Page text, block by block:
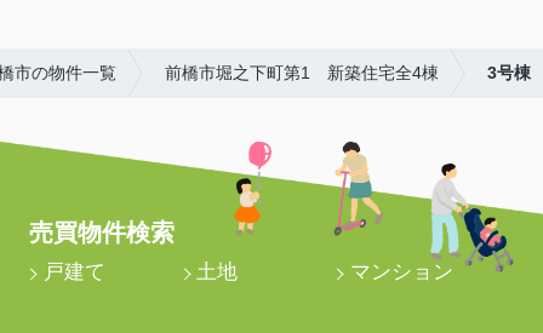
市の物件一覧 前橋市堀之下町第1 新築住宅全4棟 3号棟
売買物件検索
戸建て 土地 マンション